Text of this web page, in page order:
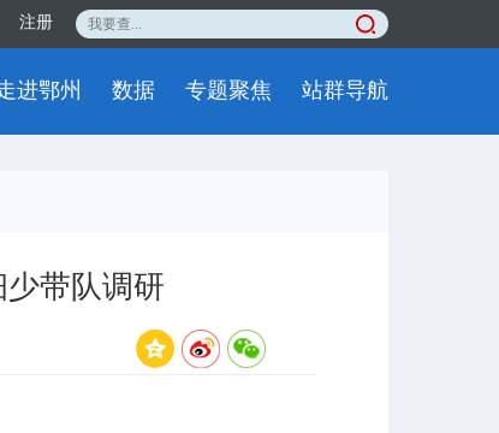
注册
进鄂州 数据 专题聚焦 站群导航
带队调研